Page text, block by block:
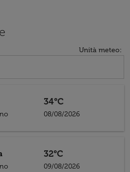
Unità meteo:
34°C
08/08/2026
32°C
09/08/2026